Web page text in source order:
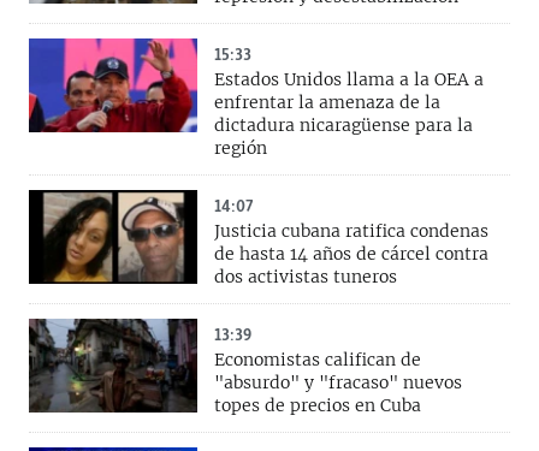
15:33
Estados Unidos llama a la OEA a
enfrentar la amenaza de la
dictadura nicaragüense para la
región
14:07
Justicia cubana ratifica condenas
de hasta 14 años de cárcel contra
dos activistas tuneros
13:39
Economistas califican de
"absurdo" y "fracaso" nuevos
topes de precios en Cuba